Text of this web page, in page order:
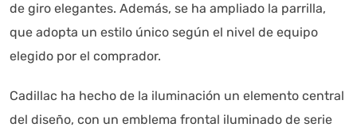
de giro elegantes. Además, se ha ampliado la parrilla,
que adopta un estilo único según el nivel de equipo
elegido por el comprador.
Cadillac ha hecho de la iluminación un elemento central
del diseño, con un emblema frontal iluminado de serie